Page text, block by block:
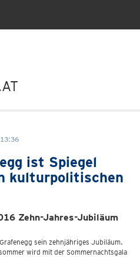
ist Spiegel
kulturpolitischen
Zehn-Jahres-Jubiläum
sein zehnjähriges Jubiläum.
wird mit der Sommernachtsgala